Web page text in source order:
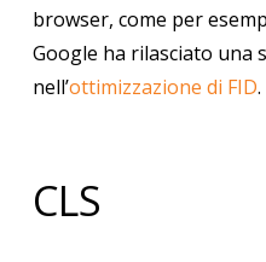
browser, come per
Google ha rilasciato una
nell’ottimizzazione di FID.
CLS